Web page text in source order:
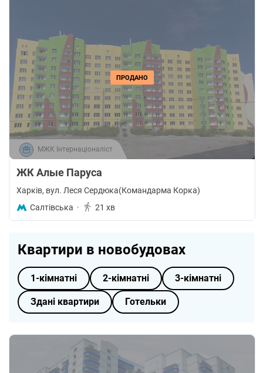
ПРОДАНО
МЖК Інтернаціоналіст
ЖК Алые Паруса
Харків, вул. Леся Сердюка(Командарма Корка)
Салтівська · 21 хв
Квартири в новобудовах
1-кімнатні 2-кімнатні 3-кімнатні
Здані квартири Готельки